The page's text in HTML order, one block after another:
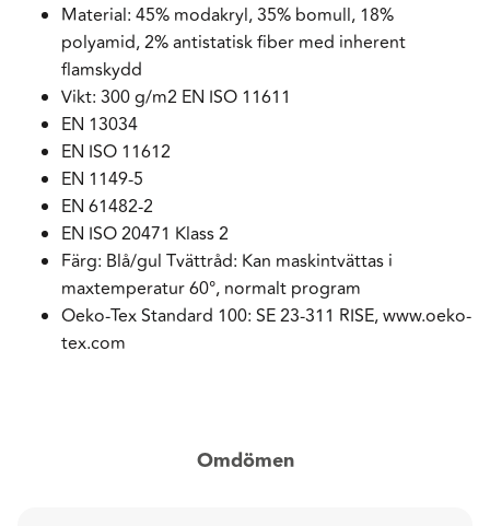
Material: 45% modakryl, 35% bomull, 18%
polyamid, 2% antistatisk fiber med inherent
flamskydd
Vikt: 300 g/m2 EN ISO 11611
EN 13034
EN ISO 11612
EN 1149-5
EN 61482-2
EN ISO 20471 Klass 2
Färg: Blå/gul Tvättråd: Kan maskintvättas i
maxtemperatur 60°, normalt program
Oeko-Tex Standard 100: SE 23-311 RISE, www.oeko-
tex.com
Omdömen